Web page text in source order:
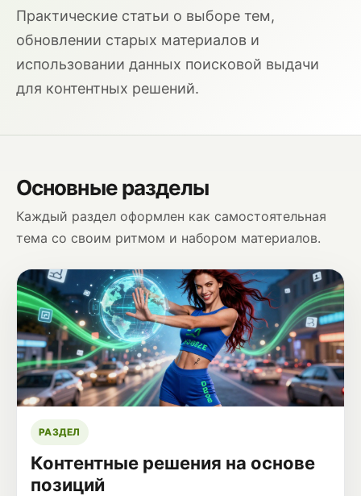
Практические статьи о выборе тем,
обновлении старых материалов и
использовании данных поисковой выдачи
для контентных решений.
Основные разделы
Каждый раздел оформлен как самостоятельная
тема со своим ритмом и набором материалов.
РАЗДЕЛ
Контентные решения на основе
позиций